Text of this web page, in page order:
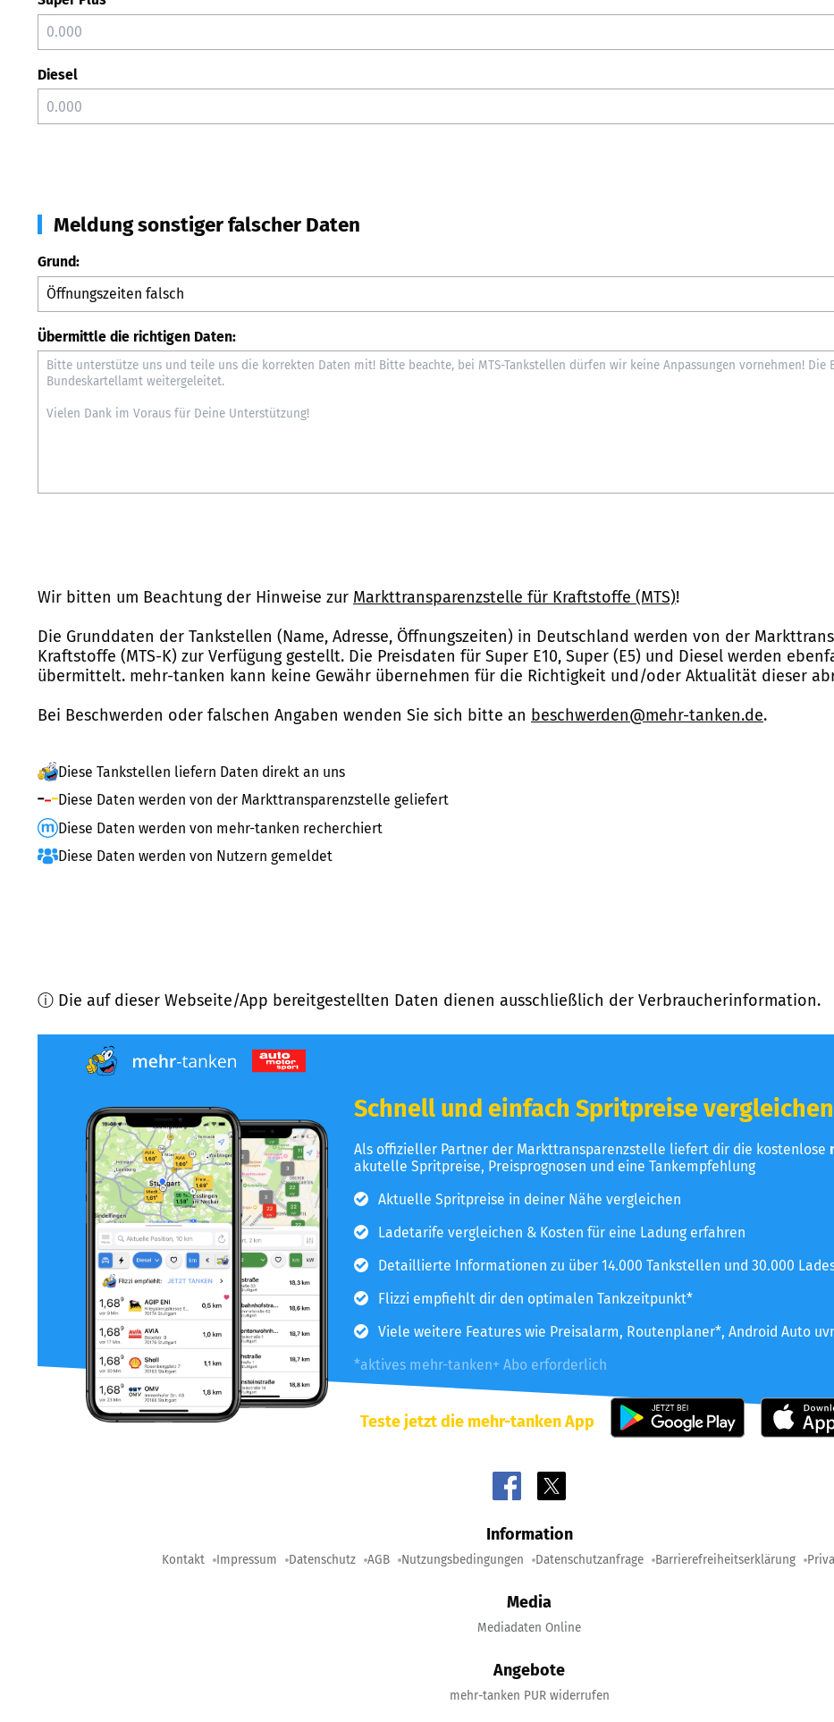
Diesel
Meldung sonstiger falscher Daten
Grund:
Übermittle die richtigen Daten:
Wir bitten um Beachtung der Hinweise zur Markttransparenzstelle für Kraftstoffe (MTS)!
Die Grunddaten der Tankstellen (Name, Adresse, Öffnungszeiten) in Deutschland werden von der
Kraftstoffe (MTS-K) zur Verfügung gestellt. Die Preisdaten für Super E10, Super (E5) und Diesel werden
übermittelt. mehr-tanken kann keine Gewähr übernehmen für die Richtigkeit und/oder Aktualität dieser
Bei Beschwerden oder falschen Angaben wenden Sie sich bitte an beschwerden@mehr-tanken.de.
Diese Tankstellen liefern Daten direkt an uns
Diese Daten werden von der Markttransparenzstelle geliefert
Diese Daten werden von mehr-tanken recherchiert
Diese Daten werden von Nutzern gemeldet
ⓘ Die auf dieser Webseite/App bereitgestellten Daten dienen ausschließlich der Verbraucherinformation.
Schnell und einfach Spritpreise vergleichen
Als offizieller Partner der Markttransparenzstelle liefert dir die kostenlose
akutelle Spritpreise, Preisprognosen und eine Tankempfehlung
Aktuelle Spritpreise in deiner Nähe vergleichen
Ladetarife vergleichen & Kosten für eine Ladung erfahren
Detaillierte Informationen zu über 14.000 Tankstellen und 30.000
Flizzi empfiehlt dir den optimalen Tankzeitpunkt*
Viele weitere Features wie Preisalarm, Routenplaner*, Android Auto
*aktives mehr-tanken+ Abo erforderlich
Teste jetzt die mehr-tanken App
Information
Kontakt Impressum Datenschutz AGB Nutzungsbedingungen Datenschutzanfrage Barrierefreiheitserklärung
Media
Mediadaten Online
Angebote
mehr-tanken PUR widerrufen